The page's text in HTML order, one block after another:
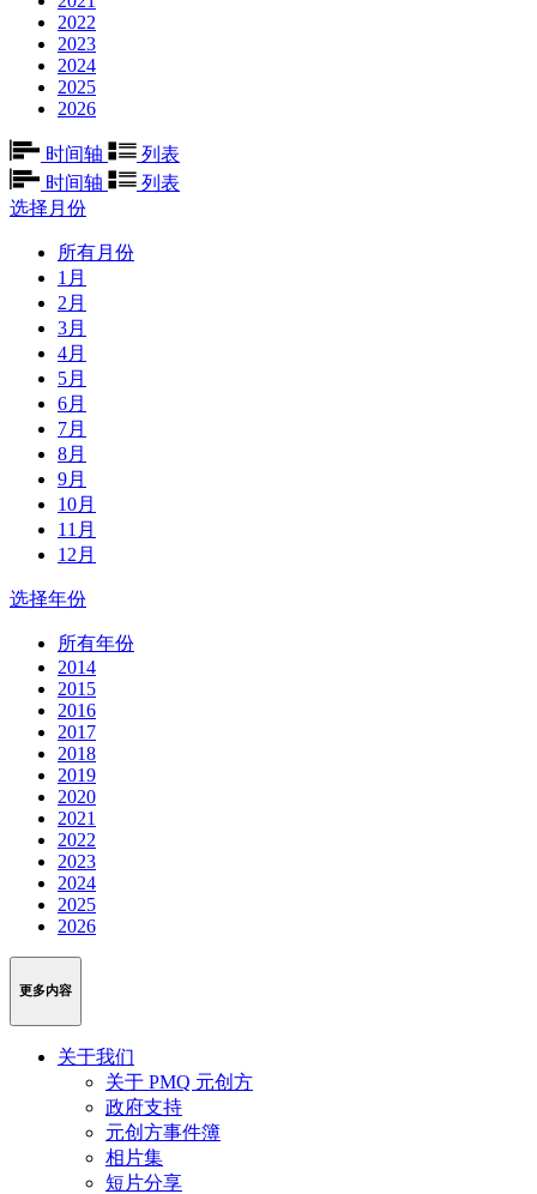
2022
2023
2024
2025
2026
时间轴
列表
时间轴
列表
选择月份
所有月份
1月
2月
3月
4月
5月
6月
7月
8月
9月
10月
11月
12月
选择年份
所有年份
2014
2015
2016
2017
2018
2019
2020
2021
2022
2023
2024
2025
2026
更多内容
关于我们
关于 PMQ 元创方
政府支持
元创方事件簿
相片集
短片分享